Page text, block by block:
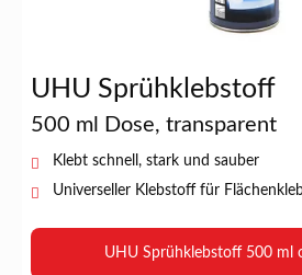
UHU Sprühklebstoff
500 ml Dose, transparent
Klebt schnell, stark und sauber
Universeller Klebstoff für
UHU Sprühklebstoff 500 ml